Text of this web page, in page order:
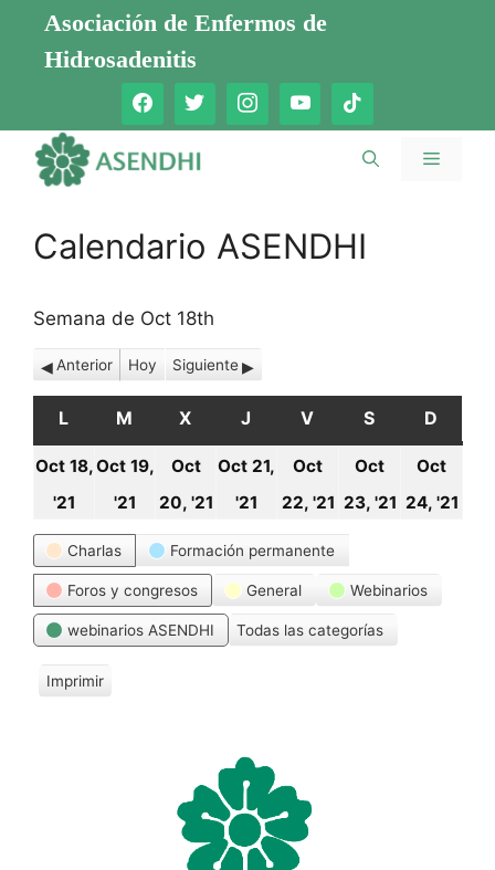
Saltar
contenido
Asociación de Enfermos de
Hidrosadenitis
Menú
Calendario ASENDHI
Semana de Oct 18th
Anterior Hoy Siguiente
L LUNES
M MARTES
X MIÉRCOLES
J JUEVES
V VIERNES
S SÁBADO
D
Oct 18,
'21
octubre,
2021
Oct 19,
'21
19
octubre,
2021
Oct
20, '21
20
octubre,
2021
Oct 21,
'21
21
octubre,
2021
Oct
22, '21 22
octubre,
2021
Oct
23, '21 23
2021
Oct
24, '21
Categorías
Charlas Formación permanente
Foros y congresos General Webinarios
webinarios ASENDHI Todas las categorías
Imprimir
V